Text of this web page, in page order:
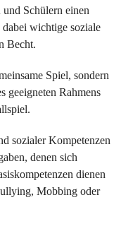
Schülern einen
dabei wichtige soziale
Becht.
Spiel, sondern
geeigneten Rahmens
sozialer Kompetenzen
denen sich
dienen
Mobbing oder